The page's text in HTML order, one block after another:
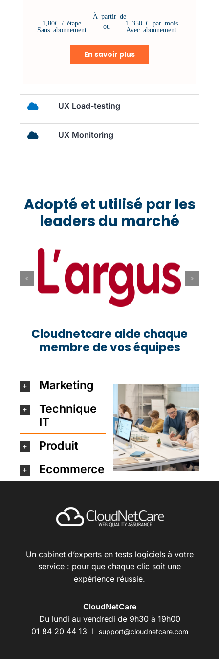
À partir de
1,80€ / étape
Sans abonnement
ou
1 350 € par mois
Avec abonnement
En savoir plus
UX Load-testing
UX Monitoring
Adopté et utilisé par les
leaders du marché
Cloudnetcare aide chaque
membre de vos équipes
Marketing
Technique
IT
Produit
Ecommerce
Un cabinet d’experts en tests logiciels à votre
service : pour que chaque clic soit une
expérience réussie.
CloudNetCare
Du lundi au vendredi de 9h30 à 19h00
01 84 20 44 13 I
support@cloudnetcare.com